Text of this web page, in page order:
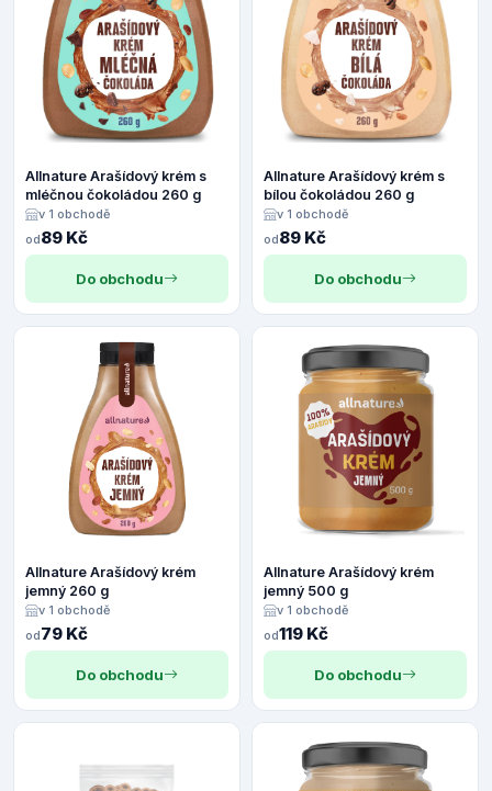
Allnature Arašídový krém s
mléčnou čokoládou 260 g
v 1 obchodě
od89 Kč
Do obchodu
Allnature Arašídový krém s
bílou čokoládou 260 g
v 1 obchodě
od89 Kč
Do obchodu
Allnature Arašídový krém
jemný 260 g
v 1 obchodě
od79 Kč
Do obchodu
Allnature Arašídový krém
jemný 500 g
v 1 obchodě
od119 Kč
Do obchodu